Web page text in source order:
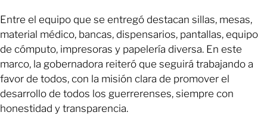
Entre el equipo que se entregó destacan sillas, mesas,
material médico, bancas, dispensarios, pantallas, equipo
de cómputo, impresoras y papelería diversa. En este
marco, la gobernadora reiteró que seguirá trabajando a
favor de todos, con la misión clara de promover el
desarrollo de todos los guerrerenses, siempre con
honestidad y transparencia.